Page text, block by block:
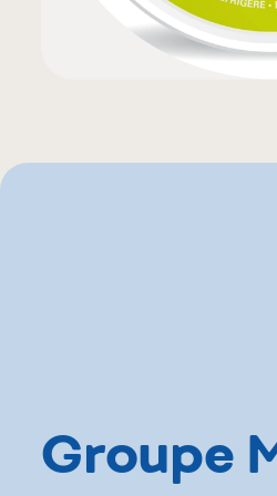
Groupe